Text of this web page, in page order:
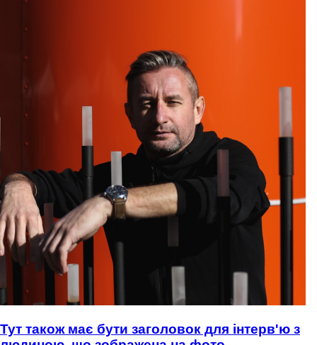
Тут також має бути заголовок для інтерв'ю з